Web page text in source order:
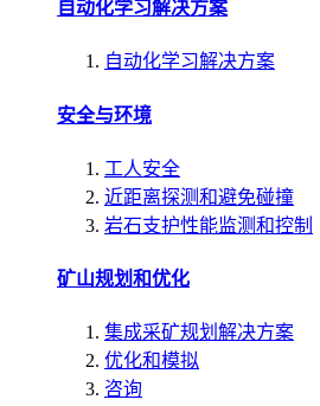
自动化学习解决方案
自动化学习解决方案
安全与环境
工人安全
近距离探测和避免碰撞
岩石支护性能监测和控制
矿山规划和优化
集成采矿规划解决方案
优化和模拟
咨询